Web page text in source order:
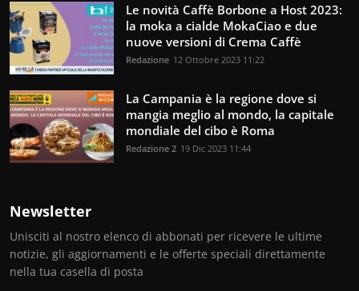
Le novità Caffè Borbone a Host 2023:
la moka a cialde MokaCiao e due
nuove versioni di Crema Caffè
Redazione 12 Ottobre 2023 11:22
La Campania è la regione dove si
mangia meglio al mondo, la capitale
mondiale del cibo è Roma
Redazione 2 19 Dic 2023 11:44
Newsletter
Unisciti al nostro elenco di abbonati per ricevere le ultime
notizie, gli aggiornamenti e le offerte speciali direttamente
nella tua casella di posta